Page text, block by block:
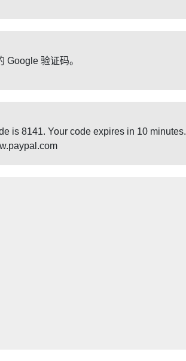
Google 验证码。
is 8141. Your code expires in 10 minutes.